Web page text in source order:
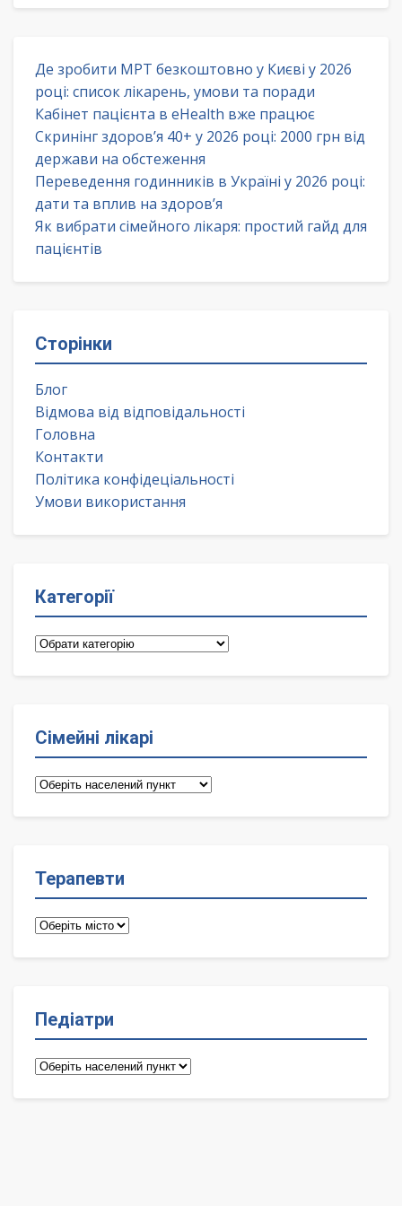
Де зробити МРТ безкоштовно у Києві у 2026
році: список лікарень, умови та поради
Кабінет пацієнта в eHealth вже працює
Скринінг здоров’я 40+ у 2026 році: 2000 грн від
держави на обстеження
Переведення годинників в Україні у 2026 році:
дати та вплив на здоров’я
Як вибрати сімейного лікаря: простий гайд для
пацієнтів
Сторінки
Блог
Відмова від відповідальності
Головна
Контакти
Політика конфідеціальності
Умови використання
Категорії
Категорії
Сімейні лікарі
Сімейні
Терапевти
Терапевти
Педіатри
Педіатри